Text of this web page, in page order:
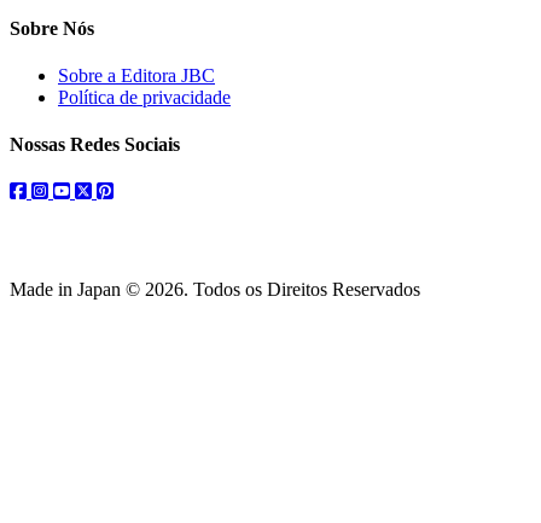
Sobre Nós
Sobre a Editora JBC
Política de privacidade
Nossas Redes Sociais
facebook
instagram
youtube
twitterpinterest
Made in Japan © 2026. Todos os Direitos Reservados